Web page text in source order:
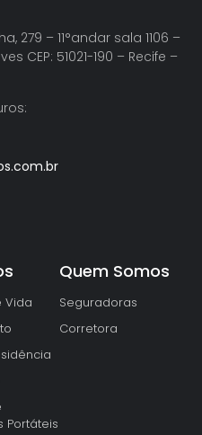
279 – 11°andar sala 1106 –
CEP: 51021-190 – Recife –
Vida
Portáteis
Quem Somos
Seguradoras
Corretora